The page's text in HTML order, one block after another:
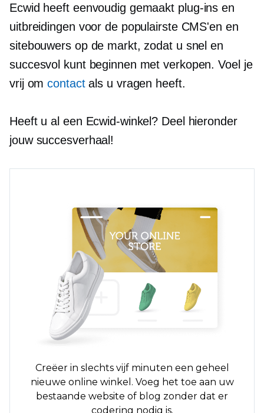
Ecwid heeft eenvoudig gemaakt plug-ins en
uitbreidingen voor de populairste CMS'en en
sitebouwers op de markt, zodat u snel en
succesvol kunt beginnen met verkopen. Voel je
vrij omcontactals u vragen heeft.
Heeft u al een Ecwid-winkel? Deel hieronder
jouw succesverhaal!
Creëer in slechts vijf minuten een geheel
nieuwe online winkel. Voeg het toe aan uw
bestaande website of blog zonder dat er
codering nodig is.